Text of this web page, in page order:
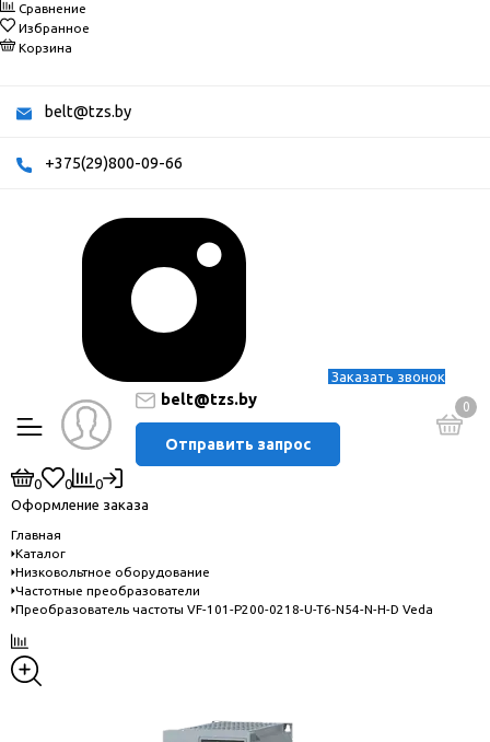
Сравнение
Избранное
Корзина
belt@tzs.by
+375(29)800-09-66
Заказать звонок
belt@tzs.by
Отправить запрос
0
0 0
0
Оформление заказа
Главная
Каталог
Низковольтное оборудование
Частотные преобразователи
Преобразователь частоты VF-101-P200-0218-U-T6-N54-N-H-D Veda